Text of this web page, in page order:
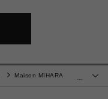
Maison MIHARA